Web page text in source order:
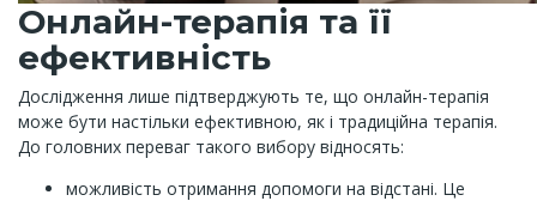
Онлайн-терапія та її
ефективність
Дослідження лише підтверджують те, що онлайн-терапія
може бути настільки ефективною, як і традиційна терапія.
До головних переваг такого вибору відносять:
можливість отримання допомоги на відстані. Це